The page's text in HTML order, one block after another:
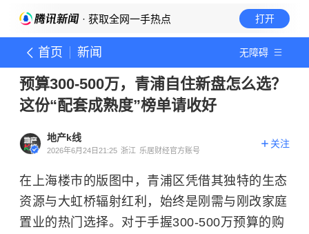
· 获取全网一手热点 打开
首页 新闻 无障碍
预算300-500万，青浦自住新盘怎么选？
这份“配套成熟度”榜单请收好
地产k线
2026年6月24日21:25 浙江 乐居财经官方账号
关注
在上海楼市的版图中，青浦区凭借其独特的生态
资源与大虹桥辐射红利，始终是刚需与刚改家庭
置业的热门选择。对于手握300-500万预算的购